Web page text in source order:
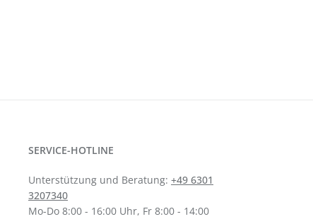
SERVICE-HOTLINE
Unterstützung und Beratung: +49 6301
3207340
Mo-Do 8:00 - 16:00 Uhr, Fr 8:00 - 14:00